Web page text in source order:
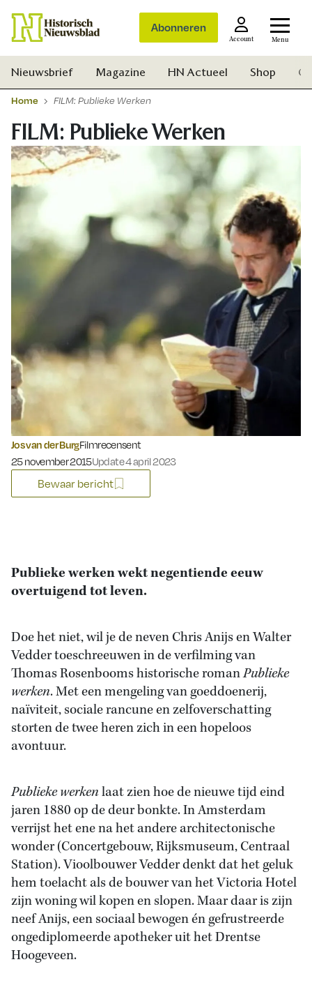
Abonneren
Account Menu
Zoek
Nieuwsbrief Magazine HN Actueel Shop
Home FILM: Publieke Werken
FILM: Publieke Werken
Jos van der BurgFilmrecensent
Gepubliceerd op:
25 november 2015Update 4 april 2023
Bewaar bericht
Publieke werken wekt negentiende eeuw
overtuigend tot leven.
Doe het niet, wil je de neven Chris Anijs en Walter
Vedder toeschreeuwen in de verfilming van
Thomas Rosenbooms historische romanPublieke
werken. Met een mengeling van goeddoenerij,
naïviteit, sociale rancune en zelfoverschatting
storten de twee heren zich in een hopeloos
avontuur.
Publieke werkenlaat zien hoe de nieuwe tijd eind
jaren 1880 op de deur bonkte. In Amsterdam
verrijst het ene na het andere architectonische
wonder (Concertgebouw, Rijksmuseum, Centraal
Station). Vioolbouwer Vedder denkt dat het geluk
hem toelacht als de bouwer van het Victoria Hotel
zijn woning wil kopen en slopen. Maar daar is zijn
neef Anijs, een sociaal bewogen én gefrustreerde
ongediplomeerde apotheker uit het Drentse
Hoogeveen.